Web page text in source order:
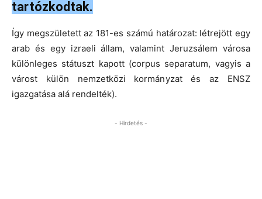
tartózkodtak.
Így megszületett az 181-es számú határozat: létrejött egy
arab és egy izraeli állam, valamint Jeruzsálem városa
különleges státuszt kapott (corpus separatum, vagyis a
várost külön nemzetközi kormányzat és az ENSZ
igazgatása alá rendelték).
- Hirdetés -